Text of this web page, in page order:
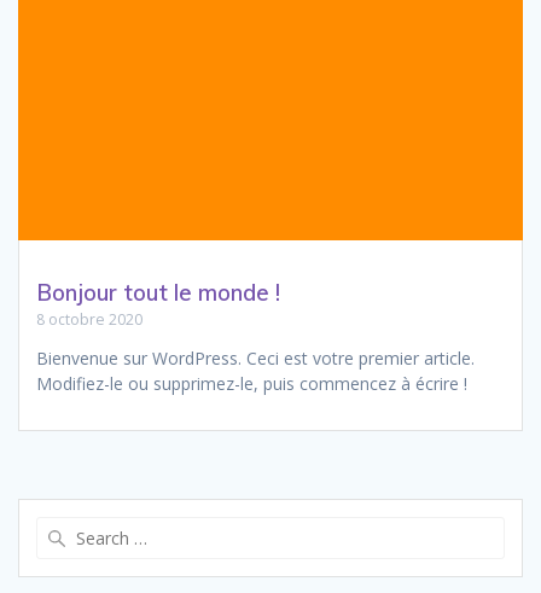
Bonjour tout le monde !
8 octobre 2020
Bienvenue sur WordPress. Ceci est votre premier article.
Modifiez-le ou supprimez-le, puis commencez à écrire !
Search
for: